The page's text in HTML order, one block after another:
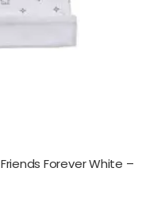
Forever White –